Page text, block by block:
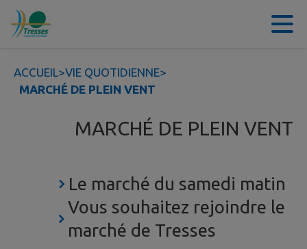
Contenu
ACCUEIL>VIE QUOTIDIENNE>
MARCHÉ DE PLEIN VENT
MARCHÉ DE PLEIN VENT
Le marché du samedi matin
Vous souhaitez rejoindre le
marché de Tresses